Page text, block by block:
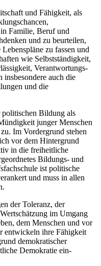
und Fähigkeit, als
Familie, Beruf und
und zu beurteilen,
zu fassen und
wie Selbstständigkeit,
Verantwortungs-
auch die
und die
politischen Bildung als
junger Menschen
Im Vordergrund stehen
vor dem Hintergrund
in die freiheitliche
Bildungs- und
ist politische
und muss in allen
der Toleranz, der
im Umgang
dem Menschen und vor
entwickeln ihre Fähigkeit
demokratischer
Demokratie ein-